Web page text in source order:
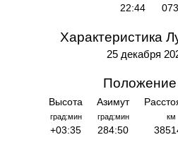
22:44
Характеристика
25 декабря
Высота
град:мин
+03:35
Азимут
град:мин
284:50
км